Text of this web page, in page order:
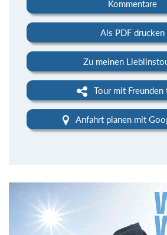
Kommentare
Als PDF drucken
Zu meinen
Tour mit Freunden
Anfahrt planen mit